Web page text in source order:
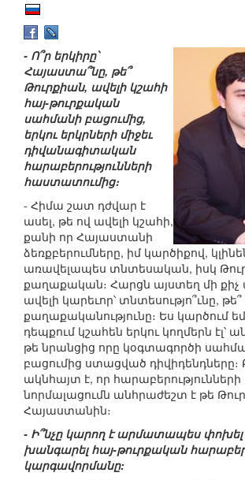
- Ո՞ր երկիրը՝
Հայաստա՞նը, թե՞
Թուրքիան, ավելի կշահի
հայ-թուրքական
սահմանի բացումից,
երկու երկրների միջեւ
դիվանագիտական
հարաբերությունների
հաստատումից։
- Հիմա շատ դժվար է
ասել, թե ով ավելի կշահի,
քանի որ Հայաստանի
ձեռքբերումները, իմ կարծիքով,
առավելապես տնտեսական, իսկ
քաղաքական։ Հարցն այստեղ մի քիչ
ավելի կարեւոր՝ տնտեսությո՞ւնը, թե՞
քաղաքականությունը։ Ես կարծում
դեպքում կշահեն երկու կողմերն էլ՝
թե նրանցից որը կօգտագործի
բացումից ստացված դիվիդենդները։
ակնհայտ է, որ հարաբերությունների
նորմալացումն անհրաժեշտ է թե
Հայաստանին։
- Ի՞նչը կարող է արմատապես
խանգարել հայ-թուրքական
կարգավորմանը: